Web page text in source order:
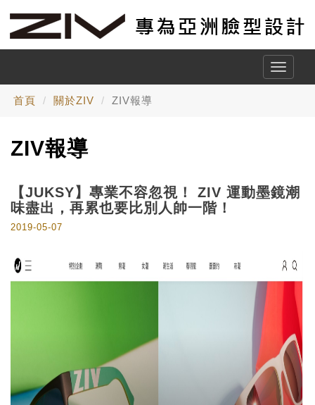
Toggle
首頁 關於ZIV ZIV報導
ZIV報導
【JUKSY】專業不容忽視！ ZIV 運動墨鏡潮
味盡出，再累也要比別人帥一階！
2019-05-07